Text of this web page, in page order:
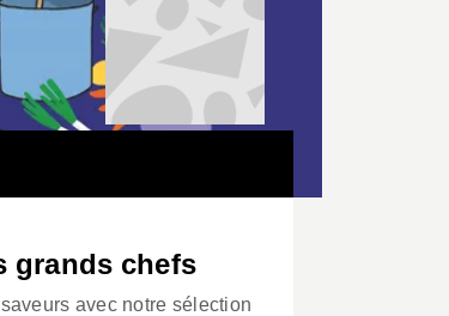
grands chefs
avec notre sélection